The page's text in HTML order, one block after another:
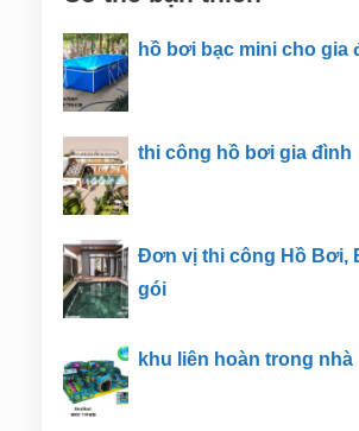
hồ bơi bạc mini cho gia
thi công hồ bơi gia đình
Đơn vị thi công Hồ Bơi,
gói
khu liên hoàn trong nhà